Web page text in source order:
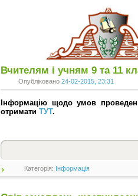
Вчителям і учням 9 та 11
Опубліковано 24-02-2015, 23:31
Інформацію щодо умов
отримати ТУТ.
Категорія: Інформація